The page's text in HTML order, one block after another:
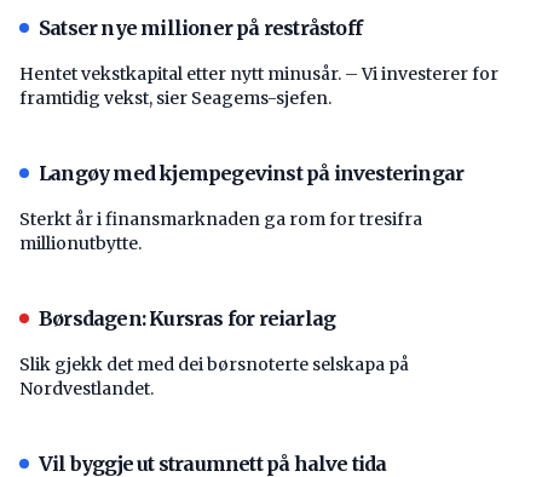
Satser nye millioner på restråstoff
Hentet vekstkapital etter nytt minusår. – Vi investerer for
framtidig vekst, sier Seagems-sjefen.
Langøy med kjempegevinst på investeringar
Sterkt år i finansmarknaden ga rom for tresifra
millionutbytte.
Børsdagen: Kursras for reiarlag
Slik gjekk det med dei børsnoterte selskapa på
Nordvestlandet.
Vil byggje ut straumnett på halve tida